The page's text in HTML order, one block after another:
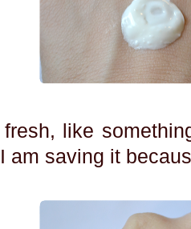
like
am saving it